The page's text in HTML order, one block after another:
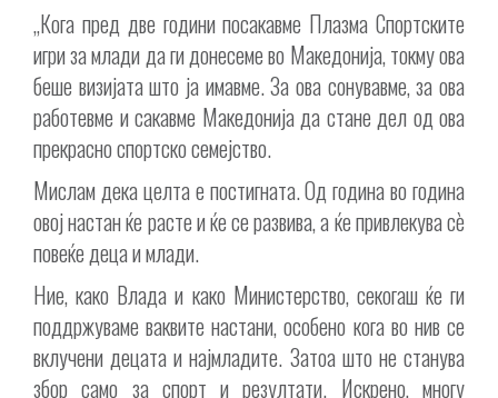
„Кога пред две години посакавме Плазма Спортските
игри за млади да ги донесеме во Македонија, токму ова
беше визијата што ја имавме. За ова сонувавме, за ова
работевме и сакавме Македонија да стане дел од ова
прекрасно спортско семејство.
Мислам дека целта е постигната. Од година во година
овој настан ќе расте и ќе се развива, а ќе привлекува сè
повеќе деца и млади.
Ние, како Влада и како Министерство, секогаш ќе ги
поддржуваме ваквите настани, особено кога во нив се
вклучени децата и најмладите. Затоа што не станува
збор само за спорт и резултати. Искрено, многу